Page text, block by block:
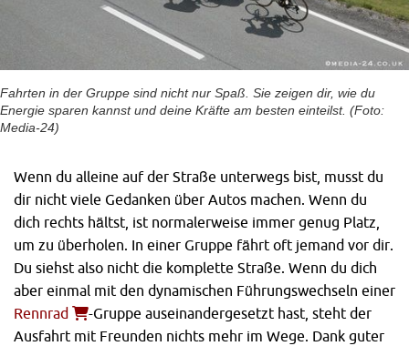
Fahrten in der Gruppe sind nicht nur Spaß. Sie zeigen dir, wie du
Energie sparen kannst und deine Kräfte am besten einteilst. (Foto:
Media-24)
Wenn du alleine auf der Straße unterwegs bist, musst du
dir nicht viele Gedanken über Autos machen. Wenn du
dich rechts hältst, ist normalerweise immer genug Platz,
um zu überholen. In einer Gruppe fährt oft jemand vor dir.
Du siehst also nicht die komplette Straße. Wenn du dich
aber einmal mit den dynamischen Führungswechseln einer
Rennrad
-Gruppe auseinandergesetzt hast, steht der
Ausfahrt mit Freunden nichts mehr im Wege. Dank guter